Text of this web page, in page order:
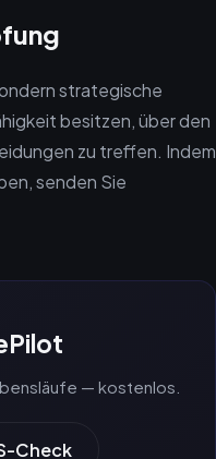
strategische
besitzen, über den
zu treffen. Indem
senden Sie
— kostenlos.
Check